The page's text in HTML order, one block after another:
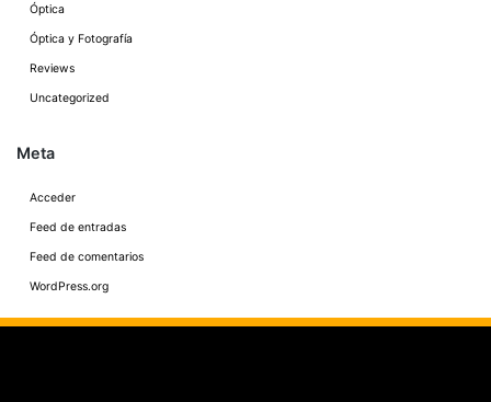
Óptica
Óptica y Fotografía
Reviews
Uncategorized
Meta
Acceder
Feed de entradas
Feed de comentarios
WordPress.org